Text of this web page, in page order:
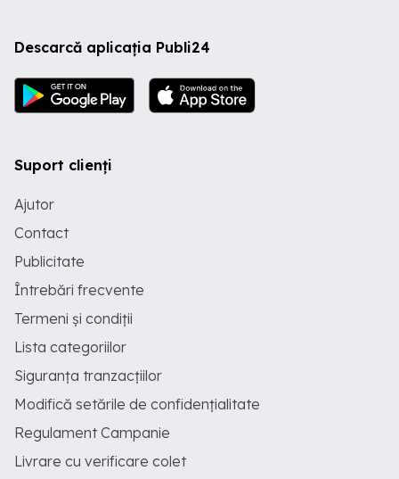
Descarcă aplicația Publi24
Suport clienți
Ajutor
Contact
Publicitate
Întrebări frecvente
Termeni și condiții
Lista categoriilor
Siguranța tranzacțiilor
Modifică setările de confidențialitate
Regulament Campanie
Livrare cu verificare colet